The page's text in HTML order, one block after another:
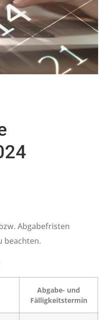
Abgabefristen
beachten.
Abgabe- und
Fälligkeitstermin